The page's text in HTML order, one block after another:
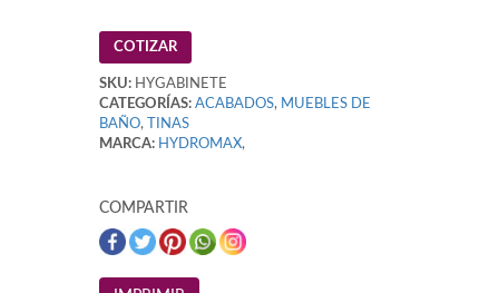
COTIZAR
SKU: HYGABINETE
CATEGORÍAS: ACABADOS, MUEBLES DE
BAÑO,
TINAS
MARCA: HYDROMAX,
COMPARTIR